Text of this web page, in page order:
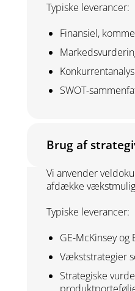
Typiske leverancer:
Finansiel,
SWOT-
Brug af
Vi anvender
afdække
Typiske leverancer:
GE-McKinsey
Vækststrategier
Strategiske